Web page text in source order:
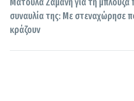
Ματούλα Ζαμάνη για τη μπλούζα
συναυλία της: Με στεναχώρησε
κράζουν